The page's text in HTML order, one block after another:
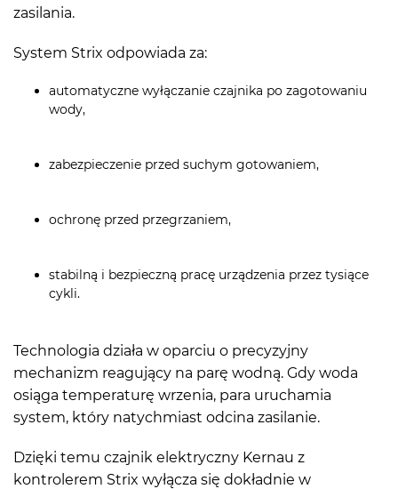
zasilania.
System Strix odpowiada za:
automatyczne wyłączanie czajnika po zagotowaniu
wody,
zabezpieczenie przed suchym gotowaniem,
ochronę przed przegrzaniem,
stabilną i bezpieczną pracę urządzenia przez tysiące
cykli.
Technologia działa w oparciu o precyzyjny
mechanizm reagujący na parę wodną. Gdy woda
osiąga temperaturę wrzenia, para uruchamia
system, który natychmiast odcina zasilanie.
Dzięki temu czajnik elektryczny Kernau z
kontrolerem Strix wyłącza się dokładnie w